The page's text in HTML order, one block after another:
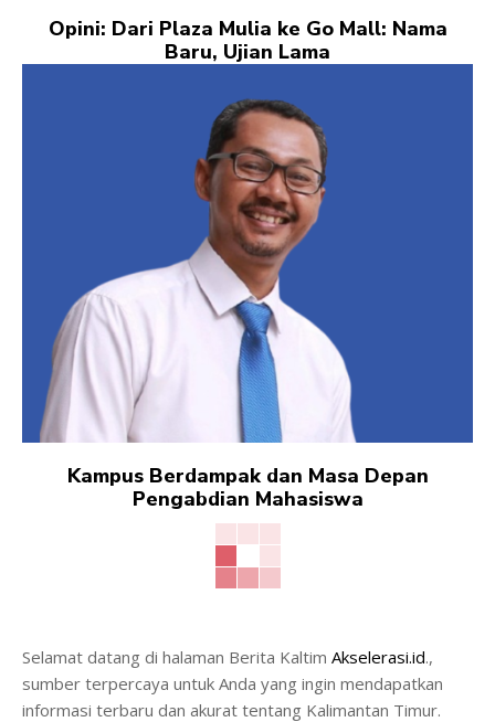
Opini: Dari Plaza Mulia ke Go Mall: Nama
Baru, Ujian Lama
Kampus Berdampak dan Masa Depan
Pengabdian Mahasiswa
Selamat datang di halaman Berita Kaltim Akselerasi.id.,
sumber terpercaya untuk Anda yang ingin mendapatkan
informasi terbaru dan akurat tentang Kalimantan Timur.